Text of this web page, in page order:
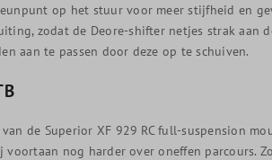
op het stuur voor meer stijfheid en
zodat de Deore-shifter netjes strak aan
aan te passen door deze op te schuiven.
de Superior XF 929 RC full-suspension
nog harder over oneffen parcours.